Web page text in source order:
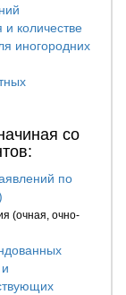
количестве
иногородних
со
по
(очная, очно-